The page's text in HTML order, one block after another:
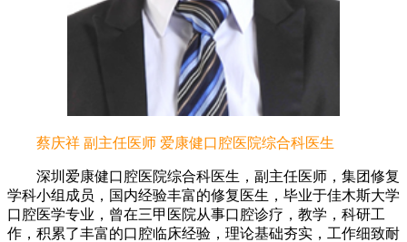
蔡庆祥 副主任医师 爱康健口腔医院综合科医生
深圳爱康健口腔医院综合科医生，副主任医师，集团修复
学科小组成员，国内经验丰富的修复医生，毕业于佳木斯大学
口腔医学专业，曾在三甲医院从事口腔诊疗，教学，科研工
作，积累了丰富的口腔临床经验，理论基础夯实，工作细致耐